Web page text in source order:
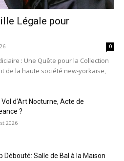
Légale pour
0
: Une Quête pour la Collection
de la haute société new-yorkaise,
Vol d’Art Nocturne, Acte de
?
2026
Débouté: Salle de Bal à la Maison